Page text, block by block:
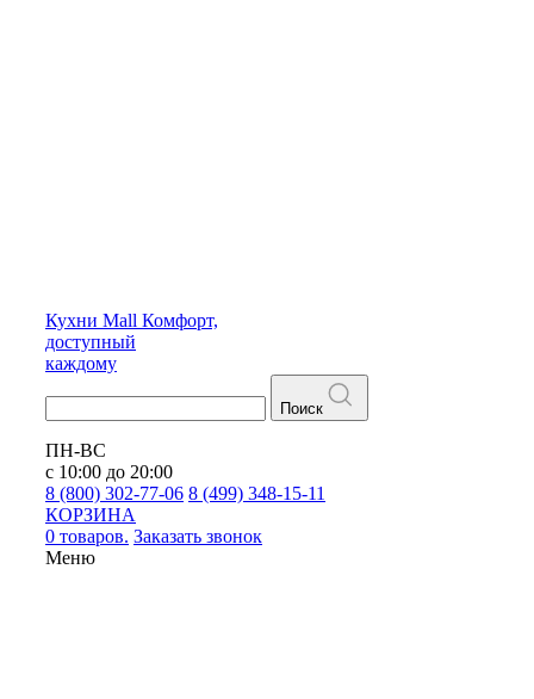
Кухни Mall Комфорт,
доступный
каждому
Поиск
ПН-ВС
с 10:00 до 20:00
8 (800) 302-77-06 8 (499) 348-15-11
КОРЗИНА
0 товаров. Заказать звонок
Меню